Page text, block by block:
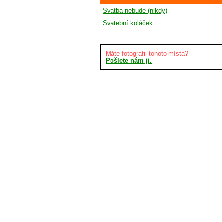
Svatba nebude (nikdy)
Svatební koláček
Máte fotografii tohoto místa?
Pošlete nám ji.